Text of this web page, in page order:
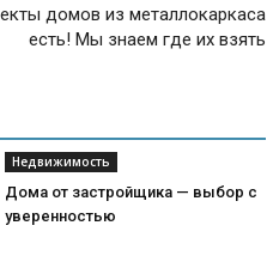
домов из металлокаркаса
есть! Мы знаем где их взять
Недвижимость
Дома от застройщика — выбор с
уверенностью